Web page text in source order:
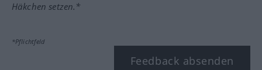
Häkchen setzen.*
*Pflichtfeld
Feedback absenden